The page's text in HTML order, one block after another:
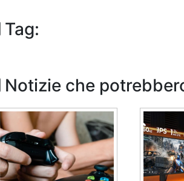
Tag:
Notizie che